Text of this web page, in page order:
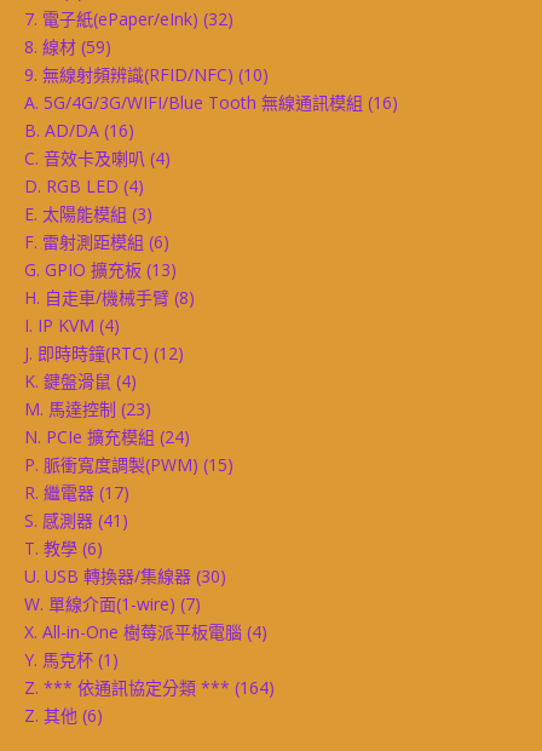
7. 電子紙(ePaper/eInk) (32)
8. 線材 (59)
9. 無線射頻辨識(RFID/NFC) (10)
A. 5G/4G/3G/WIFI/Blue Tooth 無線通訊模組 (16)
B. AD/DA (16)
C. 音效卡及喇叭 (4)
D. RGB LED (4)
E. 太陽能模組 (3)
F. 雷射測距模組 (6)
G. GPIO 擴充板 (13)
H. 自走車/機械手臂 (8)
I. IP KVM (4)
J. 即時時鐘(RTC) (12)
K. 鍵盤滑鼠 (4)
M. 馬達控制 (23)
N. PCIe 擴充模組 (24)
P. 脈衝寬度調製(PWM) (15)
R. 繼電器 (17)
S. 感測器 (41)
T. 教學 (6)
U. USB 轉換器/集線器 (30)
W. 單線介面(1-wire) (7)
X. All-in-One 樹莓派平板電腦 (4)
Y. 馬克杯 (1)
Z. *** 依通訊協定分類 *** (164)
Z. 其他 (6)